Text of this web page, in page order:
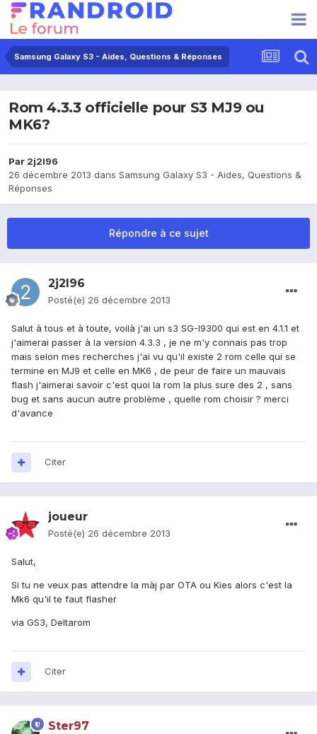
Samsung Galaxy S3 - Aides, Questions & Réponses
Rom 4.3.3 officielle pour S3 MJ9 ou
MK6?
Par 2j2l96
26 décembre 2013 dans Samsung Galaxy S3 - Aides, Questions &
Réponses
Répondre à ce sujet
2j2l96
Posté(e) 26 décembre 2013
Salut à tous et à toute, voilà j'ai un s3 SG-I9300 qui est en 4.1.1 et
j'aimerai passer à la version 4.3.3 , je ne m'y connais pas trop
mais selon mes recherches j'ai vu qu'il existe 2 rom celle qui se
termine en MJ9 et celle en MK6 , de peur de faire un mauvais
flash j'aimerai savoir c'est quoi la rom la plus sure des 2 , sans
bug et sans aucun autre problème , quelle rom choisir ? merci
d'avance
Citer
joueur
Posté(e) 26 décembre 2013
Salut,
Si tu ne veux pas attendre la màj par OTA ou Kies alors c'est la
Mk6 qu'il te faut flasher
via GS3, Deltarom
Citer
Ster97